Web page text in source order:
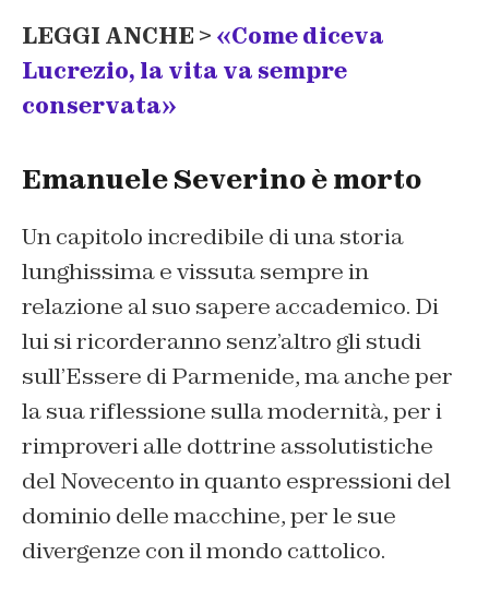
LEGGI ANCHE > «Come diceva
Lucrezio, la vita va sempre
conservata»
Emanuele Severino è morto
Un capitolo incredibile di una storia
lunghissima e vissuta sempre in
relazione al suo sapere accademico. Di
lui si ricorderanno senz’altro gli studi
sull’Essere di Parmenide, ma anche per
la sua riflessione sulla modernità, per i
rimproveri alle dottrine assolutistiche
del Novecento in quanto espressioni del
dominio delle macchine, per le sue
divergenze con il mondo cattolico.